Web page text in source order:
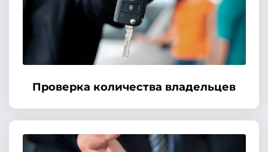
Проверка количества владельцев